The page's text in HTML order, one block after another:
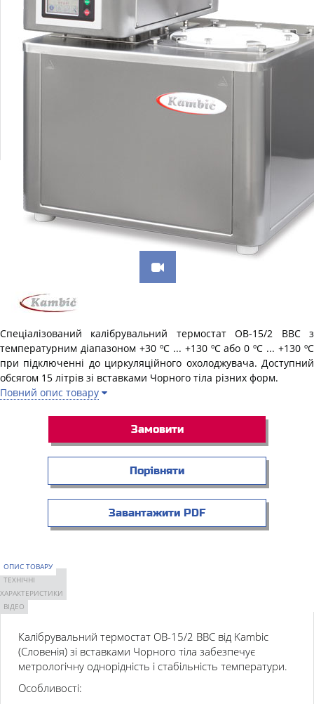
Спеціалізований калібрувальний термостатOB-15/2 BBCз
температурним діапазоном +30 ºC ... +130 ºC або 0 ºC ... +130 ºC
при підключенні до циркуляційного охолоджувача. Доступний
обсягом 15 літрів зі вставками Чорного тіла різних форм.
Повний опис товару
Замовити
Порівняти
Завантажити PDF
ОПИС ТОВАРУ
ТЕХНІЧНІ
ХАРАКТЕРИСТИКИ
ВІДЕО
Калібрувальний термостат OB-15/2 BBC від Kambic
(Словенія) зі вставками Чорного тіла забезпечує
метрологічну однорідність і стабільність температури.
Особливості: